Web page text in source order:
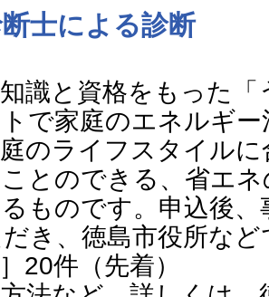
士による診断
識と資格をもった「
で家庭のエネルギ
のライフスタイル
とのできる、省エ
ものです。申込後
き、徳島市役所な
20件（先着）